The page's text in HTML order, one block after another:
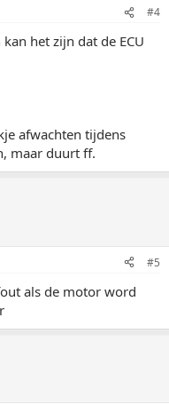
#4
het zijn dat de ECU
afwachten tijdens
maar duurt ff.
#5
als de motor word